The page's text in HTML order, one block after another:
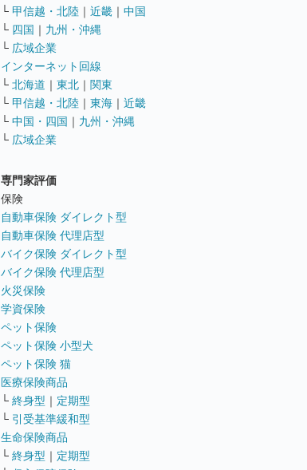
└ 甲信越・北陸 ｜ 近畿 ｜ 中国
└ 四国 ｜ 九州・沖縄
└ 広域企業
インターネット回線
└ 北海道 ｜ 東北 ｜ 関東
└ 甲信越・北陸 ｜ 東海 ｜ 近畿
└ 中国・四国 ｜ 九州・沖縄
└ 広域企業
専門家評価
保険
自動車保険 ダイレクト型
自動車保険 代理店型
バイク保険 ダイレクト型
バイク保険 代理店型
火災保険
学資保険
ペット保険
ペット保険 小型犬
ペット保険 猫
医療保険商品
└ 終身型 ｜ 定期型
└ 引受基準緩和型
生命保険商品
└ 終身型 ｜ 定期型